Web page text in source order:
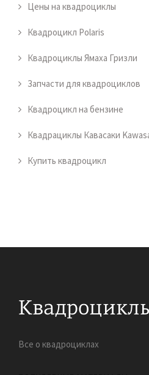
Цены на квадроциклы
Квадроцикл Polaris
Квадроциклы Ямаха Гризли
Запчасти для квадроциклов
Квадроцикл на бензине
Квадрациклы Кавасаки
Купить квадроцикл
Все о квадроциклах